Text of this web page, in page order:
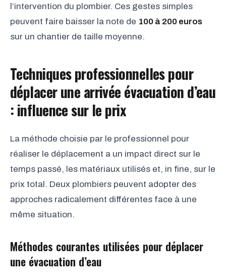
l’intervention du plombier. Ces gestes simples
peuvent faire baisser la note de 100 à 200 euros
sur un chantier de taille moyenne.
Techniques professionnelles pour
déplacer une arrivée évacuation d’eau
: influence sur le prix
La méthode choisie par le professionnel pour
réaliser le déplacement a un impact direct sur le
temps passé, les matériaux utilisés et, in fine, sur le
prix total. Deux plombiers peuvent adopter des
approches radicalement différentes face à une
même situation.
Méthodes courantes utilisées pour déplacer
une évacuation d’eau